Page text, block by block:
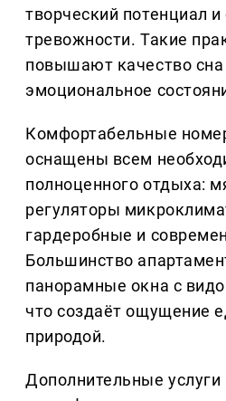
творческий потенциал и
тревожности. Такие
повышают качество
эмоциональное
Комфортабельные
оснащены всем
полноценного отдыха:
регуляторы
гардеробные и
Большинство
панорамные окна с
что создаёт ощущение
природой.
Дополнительные